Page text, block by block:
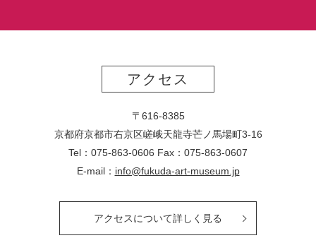
アクセス
〒616-8385
京都府京都市右京区嵯峨天龍寺芒ノ馬場町3-16
Tel：075-863-0606 Fax：075-863-0607
E-mail： info@fukuda-art-museum.jp
アクセスについて詳しく見る